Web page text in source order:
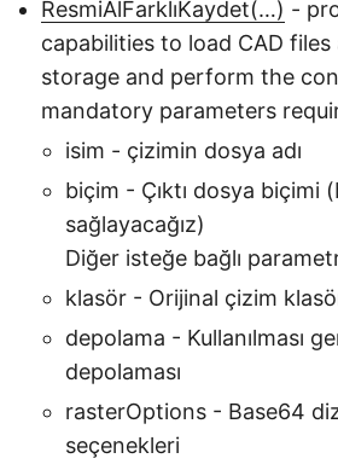
ResmiAlFarklıKaydet(…) -
capabilities to load CAD files
storage and perform the
mandatory parameters
isim - çizimin dosya adı
biçim - Çıktı dosya biçimi
sağlayacağız)
Diğer isteğe bağlı
klasör - Orijinal çizim
depolama - Kullanılması
depolaması
rasterOptions - Base64
seçenekleri